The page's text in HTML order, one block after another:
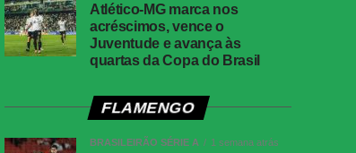
Atlético-MG marca nos
acréscimos, vence o
Juventude e avança às
quartas da Copa do Brasil
FLAMENGO
BRASILEIRÃO SÉRIE A 1 semana atrás